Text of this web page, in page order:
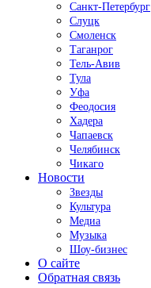
Санкт-Петербург
Слуцк
Смоленск
Таганрог
Тель-Авив
Тула
Уфа
Феодосия
Хадера
Чапаевск
Челябинск
Чикаго
Новости
Звезды
Культура
Медиа
Музыка
Шоу-бизнес
О сайте
Обратная связь